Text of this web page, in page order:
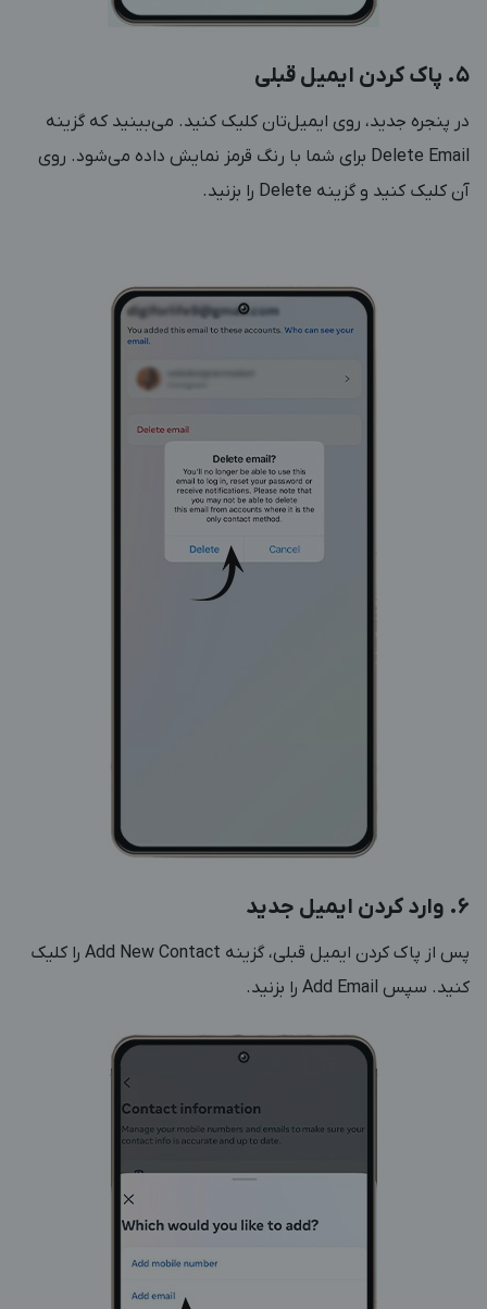
‎5. پاک کردن ایمیل قبلی
در پنجره جدید، روی ایمیل‌تان کلیک کنید. می‌بینید که گزینه
Delete Email برای شما با رنگ قرمز نمایش داده می‌شود. روی
آن کلیک کنید و گزینه Delete را بزنید.
6. وارد کردن ایمیل جدید
پس از پاک کردن ایمیل قبلی، گزینه Add New Contact را کلیک
کنید. سپس Add Email را بزنید.